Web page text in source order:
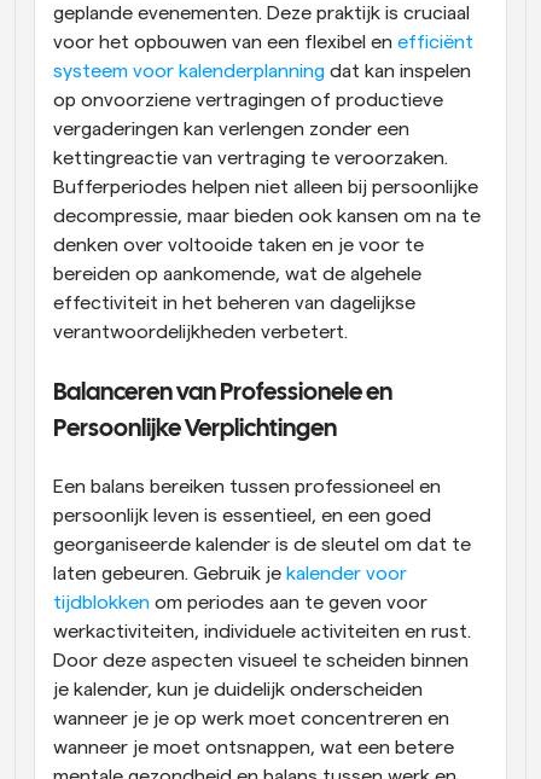
geplande evenementen. Deze praktijk is cruciaal
voor het opbouwen van een flexibel en efficiënt
systeem voor kalenderplanning dat kan inspelen
op onvoorziene vertragingen of productieve
vergaderingen kan verlengen zonder een
kettingreactie van vertraging te veroorzaken.
Bufferperiodes helpen niet alleen bij persoonlijke
decompressie, maar bieden ook kansen om na te
denken over voltooide taken en je voor te
bereiden op aankomende, wat de algehele
effectiviteit in het beheren van dagelijkse
verantwoordelijkheden verbetert.
Balanceren van Professionele en
Persoonlijke Verplichtingen
Een balans bereiken tussen professioneel en
persoonlijk leven is essentieel, en een goed
georganiseerde kalender is de sleutel om dat te
laten gebeuren. Gebruik je kalender voor
tijdblokken om periodes aan te geven voor
werkactiviteiten, individuele activiteiten en rust.
Door deze aspecten visueel te scheiden binnen
je kalender, kun je duidelijk onderscheiden
wanneer je je op werk moet concentreren en
wanneer je moet ontsnappen, wat een betere